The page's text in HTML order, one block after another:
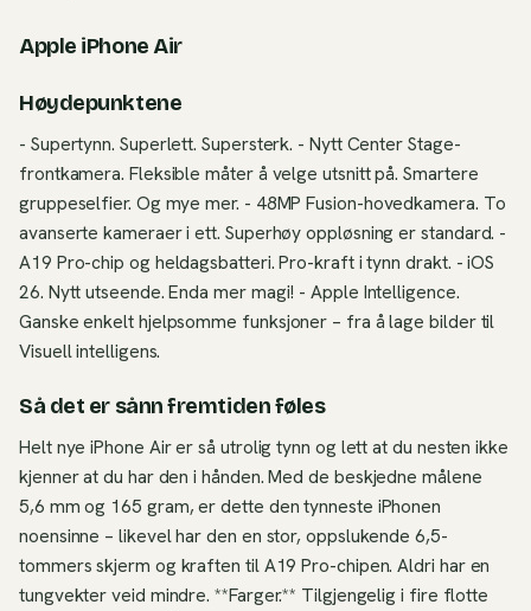
Apple iPhone Air
Høydepunktene
- Supertynn. Superlett. Supersterk. - Nytt Center Stage-
frontkamera. Fleksible måter å velge utsnitt på. Smartere
gruppeselfier. Og mye mer. - 48MP Fusion-hovedkamera. To
avanserte kameraer i ett. Superhøy oppløsning er standard. -
A19 Pro-chip og heldagsbatteri. Pro-kraft i tynn drakt. - iOS
26. Nytt utseende. Enda mer magi! - Apple Intelligence.
Ganske enkelt hjelpsomme funksjoner – fra å lage bilder til
Visuell intelligens.
Så det er sånn fremtiden føles
Helt nye iPhone Air er så utrolig tynn og lett at du nesten ikke
kjenner at du har den i hånden. Med de beskjedne målene
5,6 mm og 165 gram, er dette den tynneste iPhonen
noensinne – likevel har den en stor, oppslukende 6,5-
tommers skjerm og kraften til A19 Pro-chipen. Aldri har en
tungvekter veid mindre. **Farger.** Tilgjengelig i fire flotte